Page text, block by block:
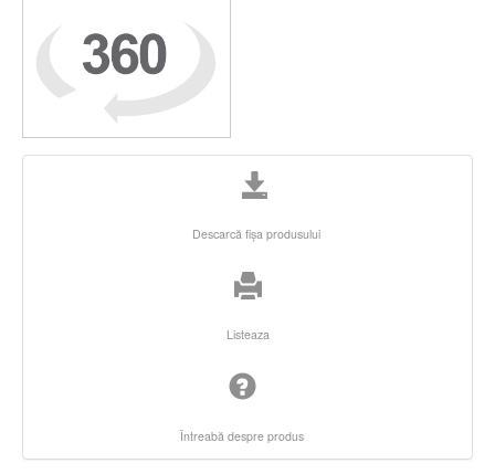
Descarcă fişa produsului
Listeaza
Întreabă despre produs